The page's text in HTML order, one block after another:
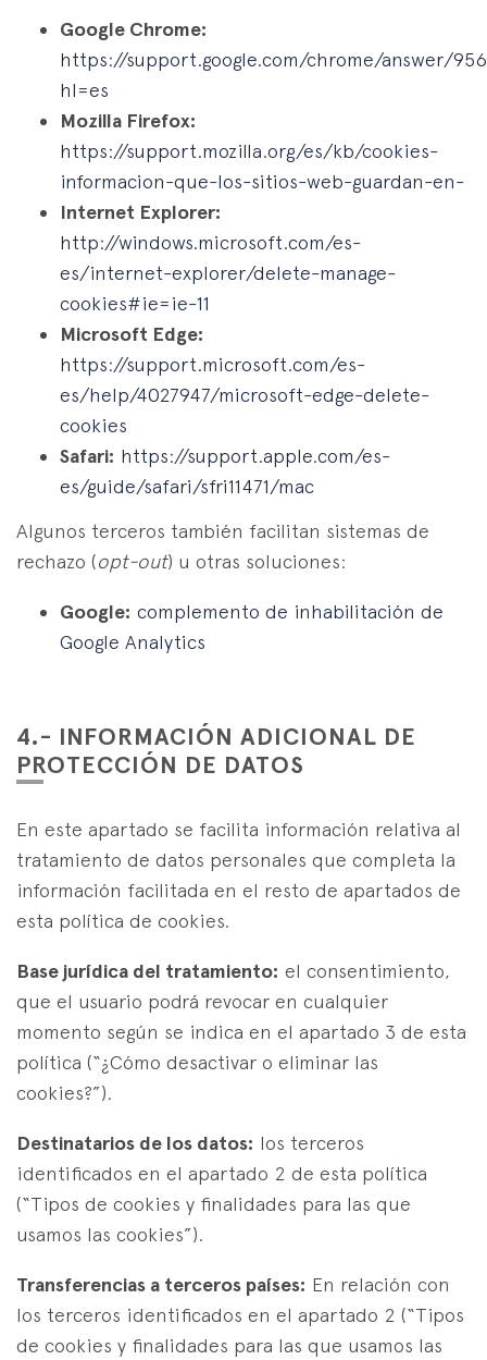
Google Chrome:
https://support.google.com/chrome/answer/
hl=es
Mozilla Firefox:
https://support.mozilla.org/es/kb/cookies-
informacion-que-los-sitios-web-guardan-en-
Internet Explorer:
http://windows.microsoft.com/es-
es/internet-explorer/delete-manage-
cookies#ie=ie-11
Microsoft Edge:
https://support.microsoft.com/es-
es/help/4027947/microsoft-edge-delete-
cookies
Safari: https://support.apple.com/es-
es/guide/safari/sfri11471/mac
Algunos terceros también facilitan sistemas de
rechazo (opt-out) u otras soluciones:
Google: complemento de inhabilitación de
Google Analytics
4.- INFORMACIÓN ADICIONAL DE
PROTECCIÓN DE DATOS
En este apartado se facilita información relativa al
tratamiento de datos personales que completa la
información facilitada en el resto de apartados de
esta política de cookies.
Base jurídica del tratamiento: el consentimiento,
que el usuario podrá revocar en cualquier
momento según se indica en el apartado 3 de esta
política (“¿Cómo desactivar o eliminar las
cookies?”).
Destinatarios de los datos: los terceros
identificados en el apartado 2 de esta política
(“Tipos de cookies y finalidades para las que
usamos las cookies”).
Transferencias a terceros países: En relación con
los terceros identificados en el apartado 2 (“Tipos
de cookies y finalidades para las que usamos las